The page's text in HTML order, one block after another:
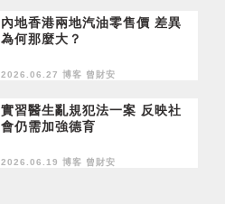
內地香港兩地汽油零售價 差異
為何那麼大？
2026.06.27 博客 曾財安
實習醫生亂規犯法一案 反映社
會仍需加強德育
2026.06.19 博客 曾財安